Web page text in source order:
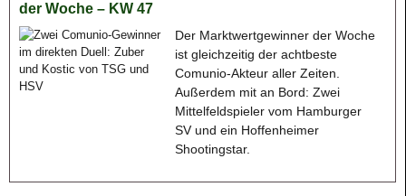
der Woche – KW 47
Der Marktwertgewinner der Woche
ist gleichzeitig der achtbeste
Comunio-Akteur aller Zeiten.
Außerdem mit an Bord: Zwei
Mittelfeldspieler vom Hamburger
SV und ein Hoffenheimer
Shootingstar.